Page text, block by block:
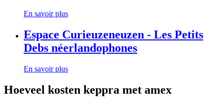
En savoir plus
Espace Curieuzeneuzen - Les Petits
Debs néerlandophones
En savoir plus
Hoeveel kosten keppra met amex